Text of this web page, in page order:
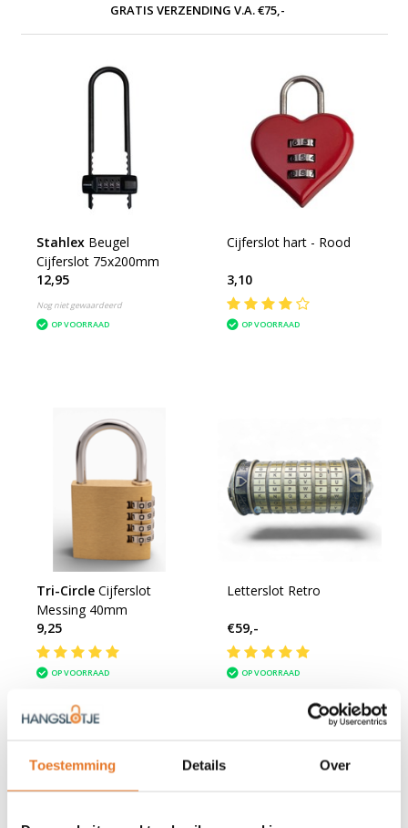
Toestemming Details Over
GRATIS VERZENDING V.A. €75,-
Stahlex Beugel
Cijferslot 75x200mm
12,95
Nog niet gewaardeerd
OP VOORRAAD
Cijferslot hart - Rood
3,10
OP VOORRAAD
Tri-Circle Cijferslot
Messing 40mm
9,25
OP VOORRAAD
Letterslot Retro
€59,-
OP VOORRAAD